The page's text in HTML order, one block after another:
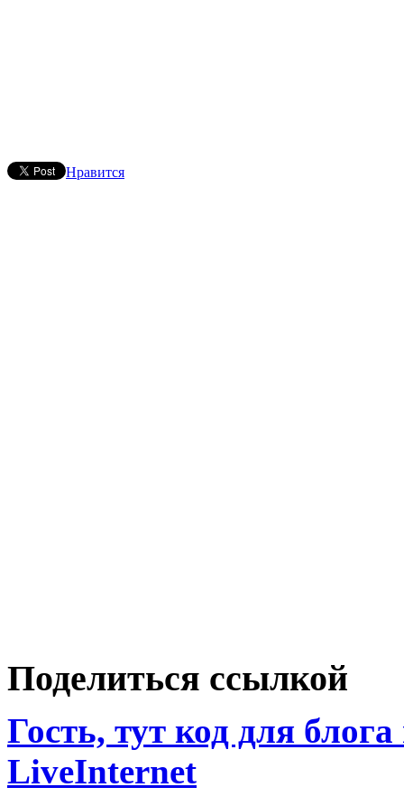
Нравится
Поделиться ссылкой
Гость, тут код для
LiveInternet